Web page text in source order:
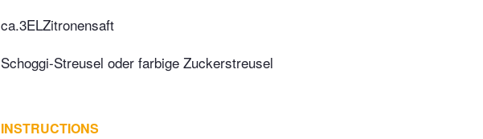
ca.3ELZitronensaft
Schoggi-Streusel oder farbige Zuckerstreusel
INSTRUCTIONS